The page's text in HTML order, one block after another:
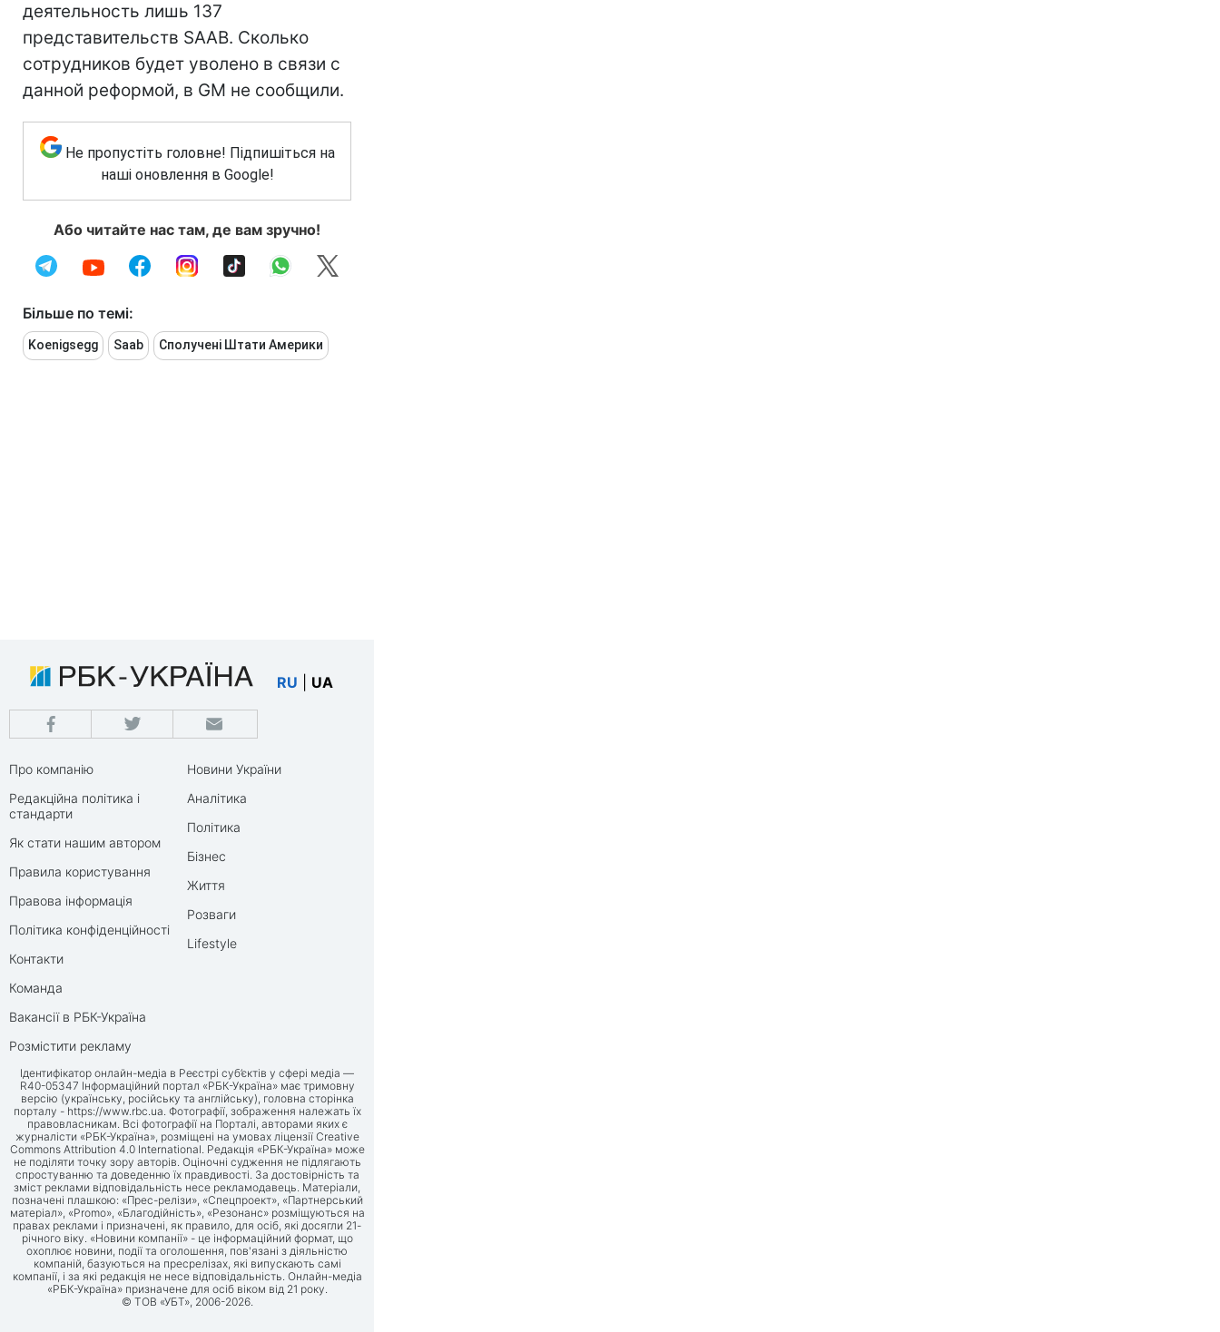
деятельность лишь 137
представительств SAAB. Сколько
сотрудников будет уволено в связи с
данной реформой, в GM не сообщили.
Не пропустіть головне! Підпишіться на
наші оновлення в Google!
Або читайте нас там, де вам зручно!
Більше по темі:
Koenigsegg Saab Сполучені Штати Америки
RU UA
Про компанію
Редакційна політика і
стандарти
Як стати нашим автором
Правила користування
Правова інформація
Політика конфіденційності
Контакти
Команда
Вакансії в РБК-Україна
Розмістити рекламу
Новини України
Аналітика
Політика
Бізнес
Життя
Розваги
Lifestyle
Ідентифікатор онлайн-медіа в Реєстрі суб’єктів у сфері медіа —
R40-05347 Інформаційний портал «РБК-Україна» має тримовну
версію (українську, російську та англійську), головна сторінка
порталу - https://www.rbc.ua. Фотографії, зображення належать їх
правовласникам. Всі фотографії на Порталі, авторами яких є
журналісти «РБК-Україна», розміщені на умовах ліцензії Creative
Commons Attribution 4.0 International. Редакція «РБК-Україна» може
не поділяти точку зору авторів. Оціночні судження не підлягають
спростуванню та доведенню їх правдивості. За достовірність та
зміст реклами відповідальність несе рекламодавець. Матеріали,
позначені плашкою: «Прес-релізи», «Спецпроект», «Партнерський
матеріал», «Promo», «Благодійність», «Резонанс» розміщуються на
правах реклами і призначені, як правило, для осіб, які досягли 21-
річного віку. «Новини компанії» - це інформаційний формат, що
охоплює новини, події та оголошення, пов'язані з діяльністю
компаній, базуються на пресрелізах, які випускають самі
компанії, і за які редакція не несе відповідальність. Онлайн-медіа
«РБК-Україна» призначене для осіб віком від 21 року.
© ТОВ «УБТ», 2006-2026.